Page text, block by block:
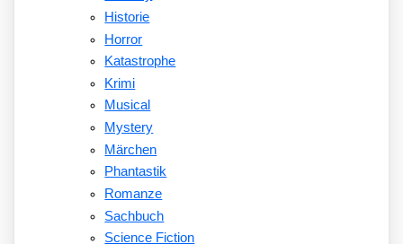
Historie
Horror
Katastrophe
Krimi
Musical
Mystery
Märchen
Phantastik
Romanze
Sachbuch
Science Fiction